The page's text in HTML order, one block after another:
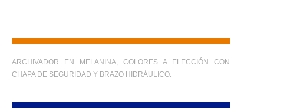
ARCHIVADOR EN MELANINA, COLORES A ELECCIÓN CON
CHAPA DE SEGURIDAD Y BRAZO HIDRÁULICO.